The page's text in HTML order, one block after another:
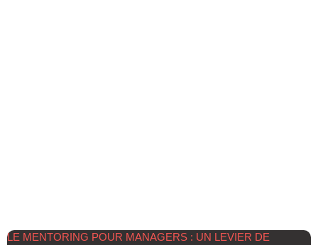
LE MENTORING POUR MANAGERS : UN LEVIER DE